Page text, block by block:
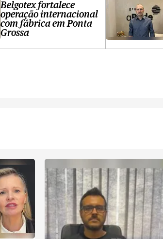
Belgotex fortalece
operação internacional
com fábrica em Ponta
Grossa